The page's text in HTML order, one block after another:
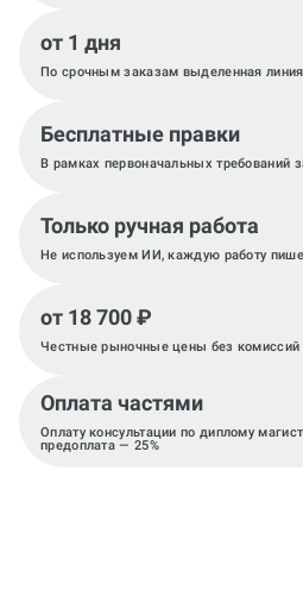
от 1 дня
По срочным заказам выделенная линия
Бесплатные правки
В рамках первоначальных требований
Только ручная работа
Не используем ИИ, каждую работу
от 18 700 ₽
Честные рыночные цены без комиссий
Оплата частями
Оплату консультации по диплому
предоплата — 25%